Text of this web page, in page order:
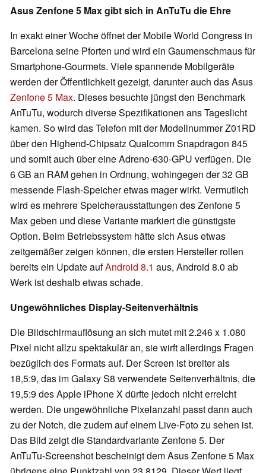
Asus Zenfone 5 Max gibt sich in AnTuTu die Ehre
In exakt einer Woche öffnet der Mobile World Congress in
Barcelona seine Pforten und wird ein Gaumenschmaus für
Smartphone-Gourmets. Viele spannende Mobilgeräte
werden der Öffentlichkeit gezeigt, darunter auch das Asus
Zenfone 5 Max. Dieses besuchte jüngst den Benchmark
AnTuTu, wodurch diverse Spezifikationen ans Tageslicht
kamen. So wird das Telefon mit der Modellnummer Z01RD
über den Highend-Chipsatz Qualcomm Snapdragon 845
und somit auch über eine Adreno-630-GPU verfügen. Die
6 GB an RAM gehen in Ordnung, wohingegen der 32 GB
messende Flash-Speicher etwas mager wirkt. Vermutlich
wird es mehrere Speicherausstattungen des Zenfone 5
Max geben und diese Variante markiert die günstigste
Option. Beim Betriebssystem hätte sich Asus etwas
zeitgemäßer zeigen können, die ersten Hersteller rollen
bereits ein Update aufAndroid 8.1 aus, Android 8.0 ab
Werk ist deshalb etwas schade.
Ungewöhnliches Display-Seitenverhältnis
Die Bildschirmauflösung an sich mutet mit 2.246 x 1.080
Pixel nicht allzu spektakulär an, sie wirft allerdings Fragen
bezüglich des Formats auf. Der Screen ist breiter als
18,5:9, das im Galaxy S8 verwendete Seitenverhältnis, die
19,5:9 des Apple iPhone X dürfte jedoch nicht erreicht
werden. Die ungewöhnliche Pixelanzahl passt dann auch
zu der Notch, die zudem auf einem Live-Foto zu sehen ist.
Das Bild zeigt die Standardvariante Zenfone 5. Der
AnTuTu-Screenshot bescheinigt dem Asus Zenfone 5 Max